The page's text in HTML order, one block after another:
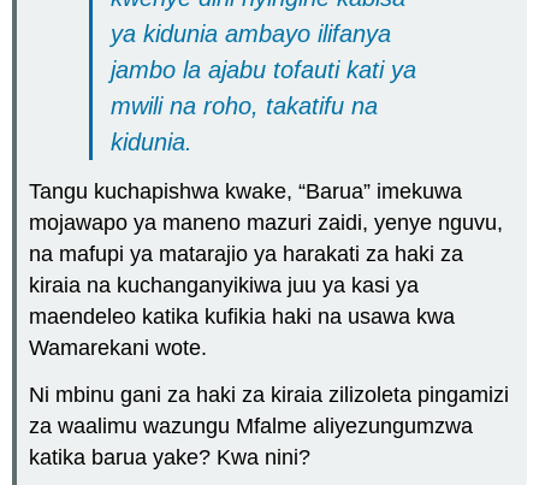
ya kidunia ambayo ilifanya
jambo la ajabu tofauti kati ya
mwili na roho, takatifu na
kidunia.
Tangu kuchapishwa kwake, “Barua” imekuwa
mojawapo ya maneno mazuri zaidi, yenye nguvu,
na mafupi ya matarajio ya harakati za haki za
kiraia na kuchanganyikiwa juu ya kasi ya
maendeleo katika kufikia haki na usawa kwa
Wamarekani wote.
Ni mbinu gani za haki za kiraia zilizoleta pingamizi
za waalimu wazungu Mfalme aliyezungumzwa
katika barua yake? Kwa nini?